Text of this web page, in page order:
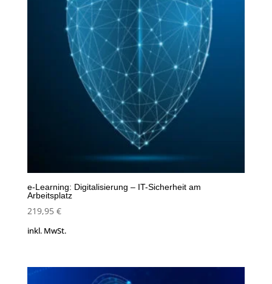
e-Learning: Digitalisierung – IT-Sicherheit am
Arbeitsplatz
219,95 €
inkl. MwSt.